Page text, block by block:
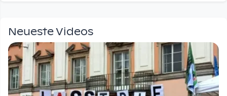
Neueste Videos